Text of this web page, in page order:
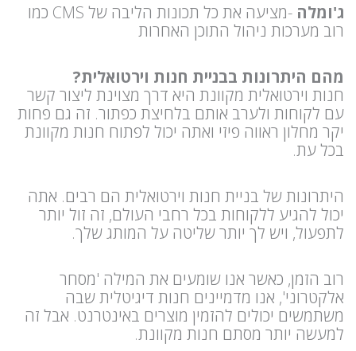
ג'ומלה
-מציעה את כל תכונות הליבה של CMS כמו
רוב מערכות ניהול התוכן האחרות
מהם היתרונות בבניית חנות וירטואלית?
חנות וירטואלית מקוונת היא דרך מצוינת ליצור קשר
עם לקוחות ולערב אותם בלחיצת כפתור. זה גם פחות
יקר מחלון ראווה פיזי ואתה יכול לפתוח חנות מקוונת
בכל עת.
היתרונות של בניית חנות וירטואלית הם רבים. אתה
יכול להגיע ללקוחות בכל רחבי העולם, זה זול יותר
לתפעול, ויש לך יותר שליטה על המותג שלך.
רוב הזמן, כאשר אנו שומעים את המילה 'מסחר
אלקטרוני', אנו מדמיינים חנות דיגיטלית שבה
משתמשים יכולים להזמין מוצרים באינטרנט. אבל זה
למעשה יותר מסתם חנות מקוונת.